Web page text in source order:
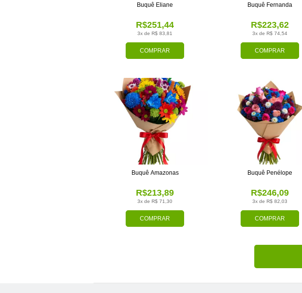
COMPRAR
3x de R$ 83,81
R$251,44
Buquê Eliane
COMPRAR
3x de R$ 74,54
R$223,62
Buquê Fernanda
COMPRAR
3x de R$ 71,30
R$213,89
Buquê Amazonas
COMPRAR
3x de R$ 82,03
R$246,09
Buquê Penélope